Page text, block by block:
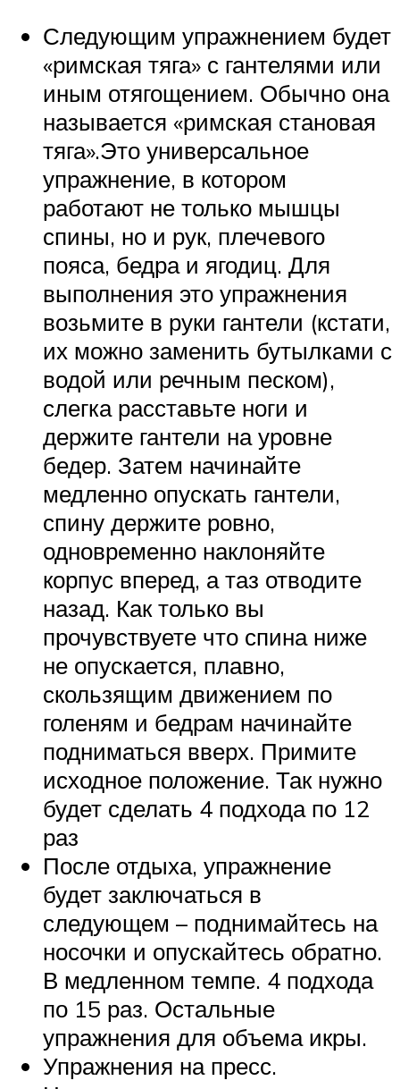
Следующим упражнением будет
«римская тяга» с гантелями или
иным отягощением. Обычно она
называется «римская становая
тяга».Это универсальное
упражнение, в котором
работают не только мышцы
спины, но и рук, плечевого
пояса, бедра и ягодиц. Для
выполнения это упражнения
возьмите в руки гантели (кстати,
их можно заменить бутылками с
водой или речным песком),
слегка расставьте ноги и
держите гантели на уровне
бедер. Затем начинайте
медленно опускать гантели,
спину держите ровно,
одновременно наклоняйте
корпус вперед, а таз отводите
назад. Как только вы
прочувствуете что спина ниже
не опускается, плавно,
скользящим движением по
голеням и бедрам начинайте
подниматься вверх. Примите
исходное положение. Так нужно
будет сделать 4 подхода по 12
раз
После отдыха, упражнение
будет заключаться в
следующем – поднимайтесь на
носочки и опускайтесь обратно.
В медленном темпе. 4 подхода
по 15 раз. Остальные
упражнения для объема икры.
Упражнения на пресс.